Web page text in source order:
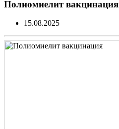
Полиомиелит вакцинация
15.08.2025